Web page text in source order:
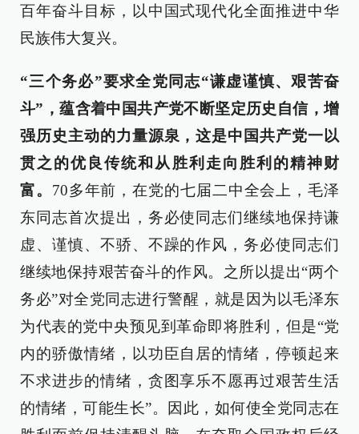
百年奋斗目标，以中国式现代化全面推进中华
民族伟大复兴。
“三个务必”要求全党同志“谦虚谨慎、艰苦奋
斗”，蕴含着中国共产党不断坚定历史自信，增
强历史主动的力量源泉，这是中国共产党一以
贯之的优良传统和从胜利走向胜利的精神财
富。 70多年前，在党的七届二中全会上，毛泽
东同志首次提出，务必使同志们继续地保持谦
虚、谨慎、不骄、不躁的作风，务必使同志们
继续地保持艰苦奋斗的作风。之所以提出“两个
务必”对全党同志进行警醒，就是因为以毛泽东
为代表的党中央预见到革命即将胜利，但是“党
内的骄傲情绪，以功臣自居的情绪，停顿起来
不求进步的情绪，贪图享乐不愿再过艰苦生活
的情绪，可能生长”。因此，如何使全党同志在